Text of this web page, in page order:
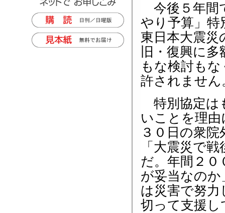
今後５年間
やり予算」特
東日本大震災
旧・復興に
もな検討も
許されません
特別協定は
いことを理
３０日の衆
「大震災で
だ。年間２０
が妥当なのか
は災害で努
切って支援